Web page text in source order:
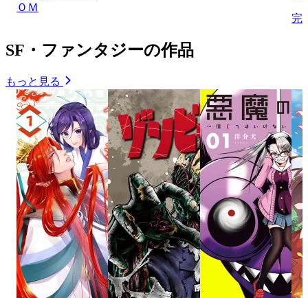
ＯＭ
完
SF・ファンタジーの作品
もっと見る